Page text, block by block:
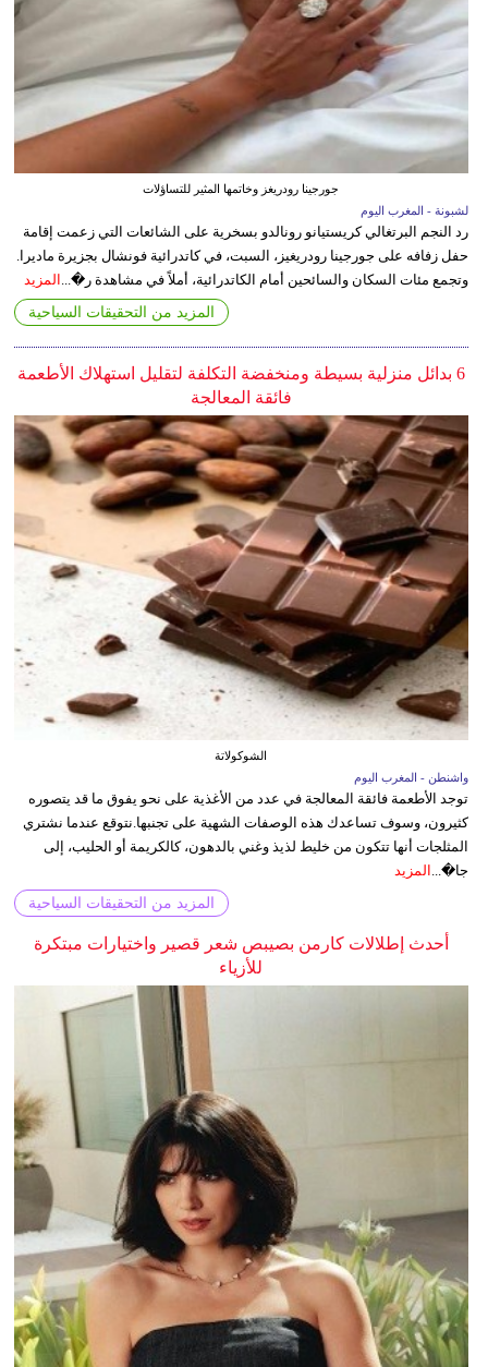
جورجينا رودريغز وخاتمها المثير للتساؤلات
لشبونة - المغرب اليوم
رد النجم البرتغالي كريستيانو رونالدو بسخرية على الشائعات التي زعمت إقامة
حفل زفافه على جورجينا رودريغيز، السبت، في كاتدرائية فونشال بجزيرة ماديرا.
وتجمع مئات السكان والسائحين أمام الكاتدرائية، أملاً في مشاهدة ر�...
المزيد
المزيد من التحقيقات السياحية
6 بدائل منزلية بسيطة ومنخفضة التكلفة لتقليل استهلاك الأطعمة
فائقة المعالجة
الشوكولاتة
واشنطن - المغرب اليوم
توجد الأطعمة فائقة المعالجة في عدد من الأغذية على نحو يفوق ما قد يتصوره
كثيرون، وسوف تساعدك هذه الوصفات الشهية على تجنبها.نتوقع عندما نشتري
المثلجات أنها تتكون من خليط لذيذ وغني بالدهون، كالكريمة أو الحليب، إلى
جا�... المزيد
المزيد من التحقيقات السياحية
أحدث إطلالات كارمن بصيبص شعر قصير واختيارات مبتكرة
للأزياء